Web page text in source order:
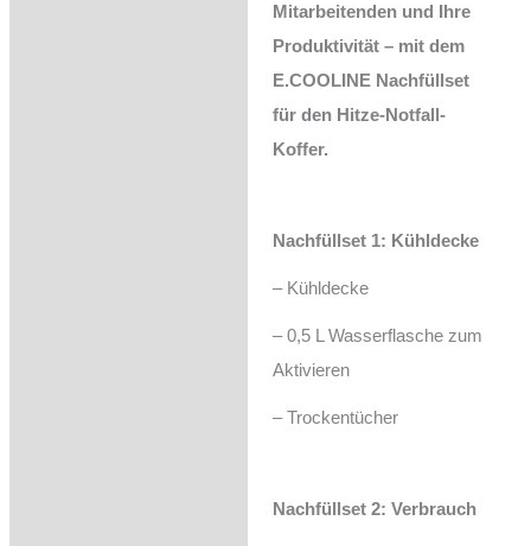
Mitarbeitenden und Ihre
Produktivität – mit dem
E.COOLINE Nachfüllset
für den Hitze-Notfall-
Koffer.
Nachfüllset 1: Kühldecke
– Kühldecke
– 0,5 L Wasserflasche zum
Aktivieren
– Trockentücher
Nachfüllset 2: Verbrauch